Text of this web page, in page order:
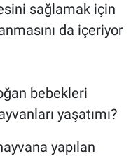
sağlamak için
da içeriyor
bebekleri
yaşatımı?
yapılan